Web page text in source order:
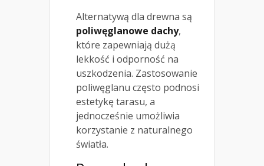
Alternatywą dla drewna są
poliwęglanowe dachy,
które zapewniają dużą
lekkość i odporność na
uszkodzenia. Zastosowanie
poliwęglanu często podnosi
estetykę tarasu, a
jednocześnie umożliwia
korzystanie z naturalnego
światła.